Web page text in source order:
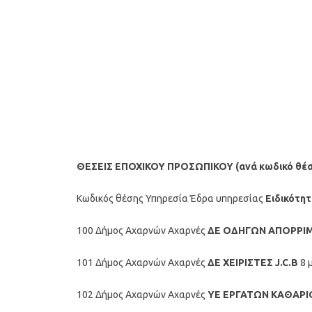
ΘΕΣΕΙΣ ΕΠΟΧΙΚΟΥ ΠΡΟΣΩΠΙΚΟΥ (ανά κωδικό
Κωδικός θέσης Υπηρεσία Έδρα υπηρεσίας
100 Δήμος Αχαρνών Αχαρνές ΔΕ ΟΔΗΓΩΝ
101 Δήμος Αχαρνών Αχαρνές ΔΕ ΧΕΙΡΙΣΤΕΣ J.C.B 8
102 Δήμος Αχαρνών Αχαρνές ΥΕ ΕΡΓΑΤΩΝ